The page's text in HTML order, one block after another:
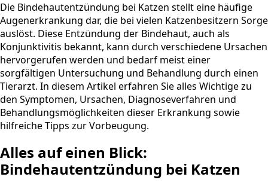
Die Bindehautentzündung bei Katzen stellt eine häufige
Augenerkrankung dar, die bei vielen Katzenbesitzern Sorge
auslöst. Diese Entzündung der Bindehaut, auch als
Konjunktivitis bekannt, kann durch verschiedene Ursachen
hervorgerufen werden und bedarf meist einer
sorgfältigen Untersuchung und Behandlung durch einen
Tierarzt. In diesem Artikel erfahren Sie alles Wichtige zu
den Symptomen, Ursachen, Diagnoseverfahren und
Behandlungsmöglichkeiten dieser Erkrankung sowie
hilfreiche Tipps zur Vorbeugung.
Alles auf einen Blick:
Bindehautentzündung bei Katzen